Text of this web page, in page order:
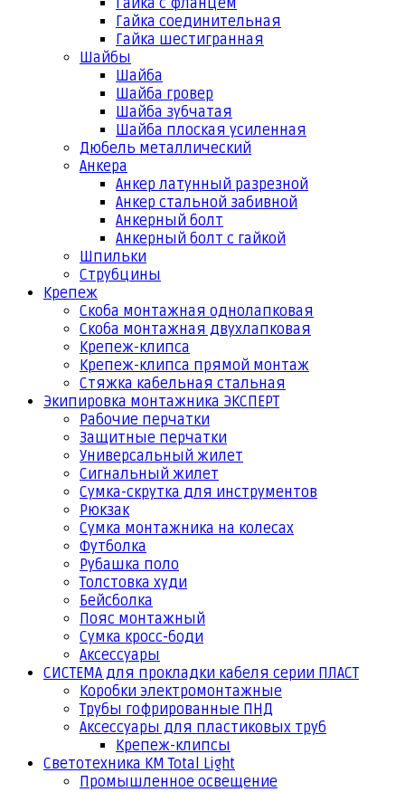
Гайка с фланцем
Гайка соединительная
Гайка шестигранная
Шайбы
Шайба
Шайба гровер
Шайба зубчатая
Шайба плоская усиленная
Дюбель металлический
Анкера
Анкер латунный разрезной
Анкер стальной забивной
Анкерный болт
Анкерный болт с гайкой
Шпильки
Струбцины
Крепеж
Скоба монтажная однолапковая
Скоба монтажная двухлапковая
Крепеж-клипса
Крепеж-клипса прямой монтаж
Стяжка кабельная стальная
Экипировка монтажника ЭКСПЕРТ
Рабочие перчатки
Защитные перчатки
Универсальный жилет
Сигнальный жилет
Сумка-скрутка для инструментов
Рюкзак
Сумка монтажника на колесах
Футболка
Рубашка поло
Толстовка худи
Бейсболка
Пояс монтажный
Сумка кросс-боди
Аксессуары
СИСТЕМА для прокладки кабеля серии ПЛАСТ
Коробки электромонтажные
Трубы гофрированные ПНД
Аксессуары для пластиковых труб
Крепеж-клипсы
Светотехника КМ Total Light
Промышленное освещение